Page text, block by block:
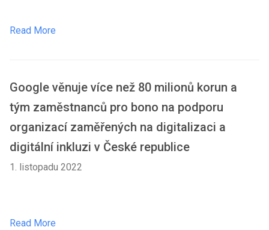
Read More
Google věnuje více než 80 milionů korun a
tým zaměstnanců pro bono na podporu
organizací zaměřených na digitalizaci a
digitální inkluzi v České republice
1. listopadu 2022
Read More